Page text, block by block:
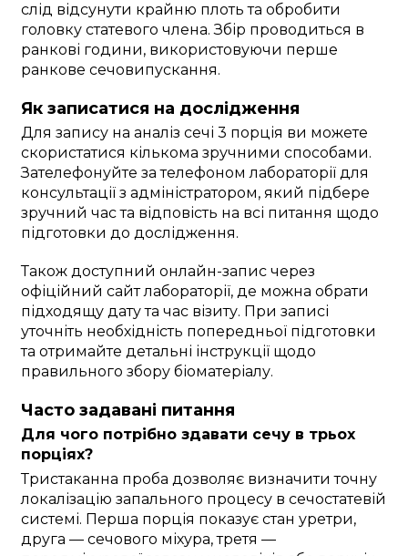
слід відсунути крайню плоть та обробити
головку статевого члена. Збір проводиться в
ранкові години, використовуючи перше
ранкове сечовипускання.
Як записатися на дослідження
Для запису на аналіз сечі 3 порція ви можете
скористатися кількома зручними способами.
Зателефонуйте за телефоном лабораторії для
консультації з адміністратором, який підбере
зручний час та відповість на всі питання щодо
підготовки до дослідження.
Також доступний онлайн-запис через
офіційний сайт лабораторії, де можна обрати
підходящу дату та час візиту. При записі
уточніть необхідність попередньої підготовки
та отримайте детальні інструкції щодо
правильного збору біоматеріалу.
Часто задавані питання
Для чого потрібно здавати сечу в трьох
порціях?
Тристаканна проба дозволяє визначити точну
локалізацію запального процесу в сечостатевій
системі. Перша порція показує стан уретри,
друга — сечового міхура, третя —